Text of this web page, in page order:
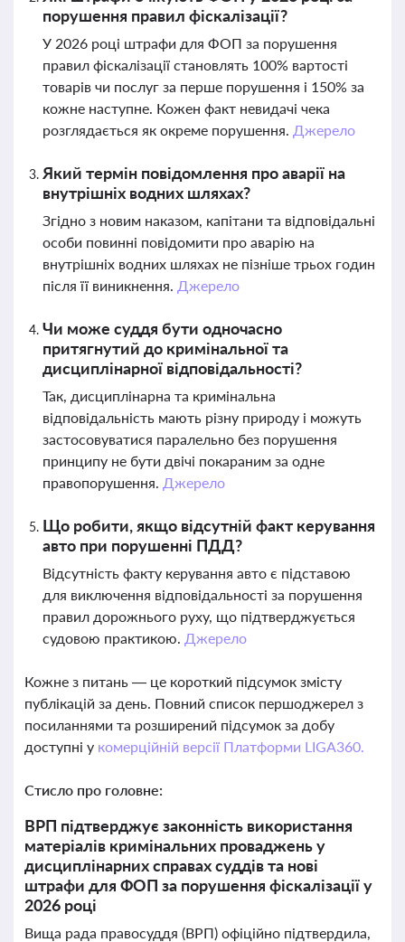
порушення правил фіскалізації?
У 2026 році штрафи для ФОП за порушення
правил фіскалізації становлять 100% вартості
товарів чи послуг за перше порушення і 150% за
кожне наступне. Кожен факт невидачі чека
розглядається як окреме порушення. Джерело
Який термін повідомлення про аварії на
внутрішніх водних шляхах?
Згідно з новим наказом, капітани та відповідальні
особи повинні повідомити про аварію на
внутрішніх водних шляхах не пізніше трьох годин
після її виникнення. Джерело
Чи може суддя бути одночасно
притягнутий до кримінальної та
дисциплінарної відповідальності?
Так, дисциплінарна та кримінальна
відповідальність мають різну природу і можуть
застосовуватися паралельно без порушення
принципу не бути двічі покараним за одне
правопорушення. Джерело
Що робити, якщо відсутній факт керування
авто при порушенні ПДД?
Відсутність факту керування авто є підставою
для виключення відповідальності за порушення
правил дорожнього руху, що підтверджується
судовою практикою. Джерело
Кожне з питань — це короткий підсумок змісту
публікацій за день. Повний список першоджерел з
посиланнями та розширений підсумок за добу
доступні у комерційній версії Платформи LIGA360.
Стисло про головне:
ВРП підтверджує законність використання
матеріалів кримінальних проваджень у
дисциплінарних справах суддів та нові
штрафи для ФОП за порушення фіскалізації у
2026 році
Вища рада правосуддя (ВРП) офіційно підтвердила,